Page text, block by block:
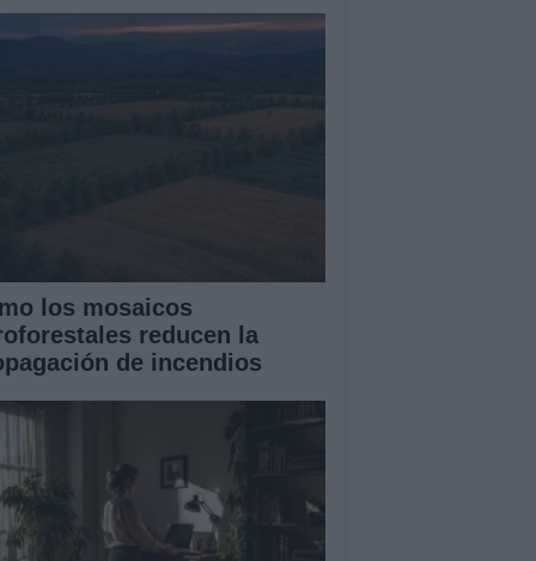
los mosaicos
reducen la
de incendios